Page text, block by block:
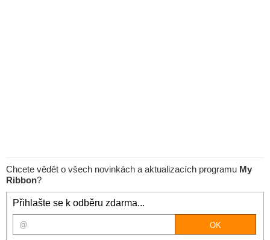
Chcete vědět o všech novinkách a aktualizacích programu My
Ribbon?
Přihlašte se k odběru zdarma...